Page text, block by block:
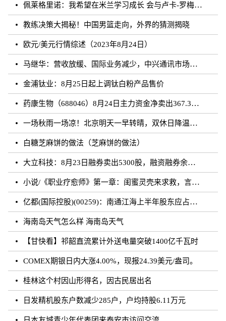
佩莱格里诺：我希望在米兰学习成长 会与卢卡-罗梅罗团结互助
教练决策大揭秘！中国男篮走向，外界的猜测揭晓
欧元/美元行情综述（2023年8月24日）
马继华：营收放缓、国际业务减少，中兴通讯市场重心向国内靠拢？
金浦钛业：8月25日起上调钛白粉产品售价
药康生物（688046）8月24日主力资金净卖出367.31万元
一场秋雨一场凉！北京明天一早转晴，双休日降温雨再来
白糖芝麻饼的做法（芝麻饼的做法）
大立科技：8月23日融券卖出5300股，融资融券余额7.64亿元
小说/《职业疗愈师》第一章：闺蜜灵壳来求救，言闻雨对付暗灵
亿都(国际控股)(00259)：南通江海上半年股东应占溢利约3.62亿元 同比增加21.01%
海南岛天气怎么样 海南岛天气
【甘快看】祁韶直流累计外送电量突破1400亿千瓦时
COMEX期银日内大涨4.00%，现报24.39美元/盎司。
桂林这个村因山形得名，因古民居出名
日发精机股东户数减少285户，户均持股6.11万元